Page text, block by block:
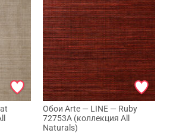
Обои Arte — LINE — Ruby
72753A (коллекция All
Naturals)